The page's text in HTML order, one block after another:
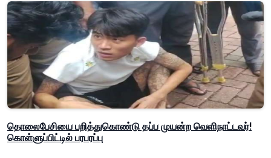
தொலைபேசியை பறித்துகொண்டு தப்ப முயன்ற வெளிநாட்டவர்!
கொள்ளுப்பிட்டில் பரபரப்பு